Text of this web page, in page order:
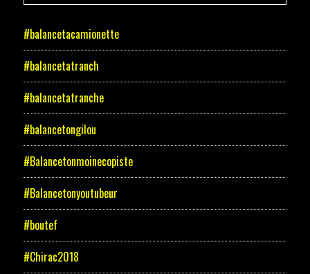
#balancetacamionette
#balancetatranch
#balancetatranche
#balancetongilou
#Balancetonmoinecopiste
#Balancetonyoutubeur
#boutef
#Chirac2018